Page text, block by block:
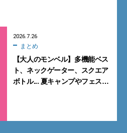
2026.7.26
まとめ
【大人のモンベル】多機能ベス
ト、ネックゲーター、スクエア
ボトル... 夏キャンプやフェスに